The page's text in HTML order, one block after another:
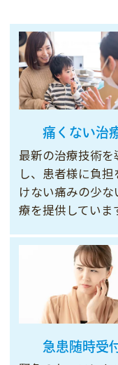
すようお願いい
2026.04.03
【ゴールデンウ
4/29（水）、5/
なります。
なお、5/2（土）
ります。
ご不便をおかけ
ますようお願いい
2026.03.13
【診療時間短縮
3月31日（火）
午前の診療時間
なります。
ご不便おかけし
痛くない治
最新の治療技術を
し、患者様に負担
けない痛みの少な
療を提供していま
急患随時受